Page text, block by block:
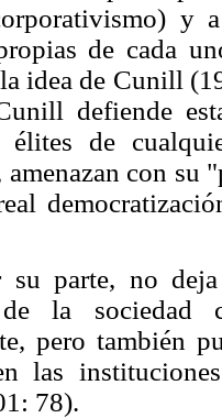
y
de cada
idea de Cunill
defiende
élites de
con su
su parte, no
de la
pero también
las
78).